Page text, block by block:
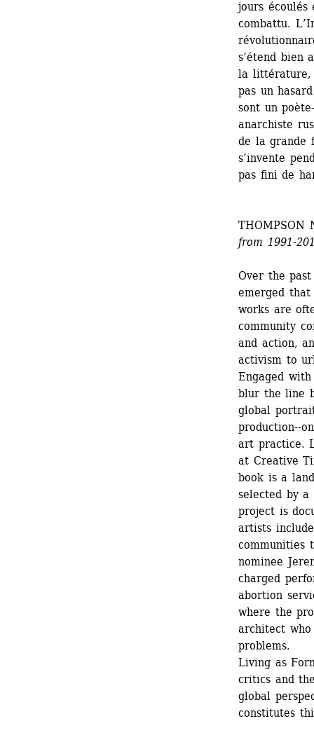
jours
combattu.
s’étend bien
la littérature,
pas un
sont un
anarchiste
de la grande
s’invente
pas fini de
THOMPSON
from 1991-
Over the
emerged that
works are
community
and action,
activism to
Engaged
blur the line
global
production--
art practice.
at Creative
book is a
selected by
project is
artists
communities
nominee
charged
abortion
where the
architect
problems.
Living as
critics and
global
constitutes